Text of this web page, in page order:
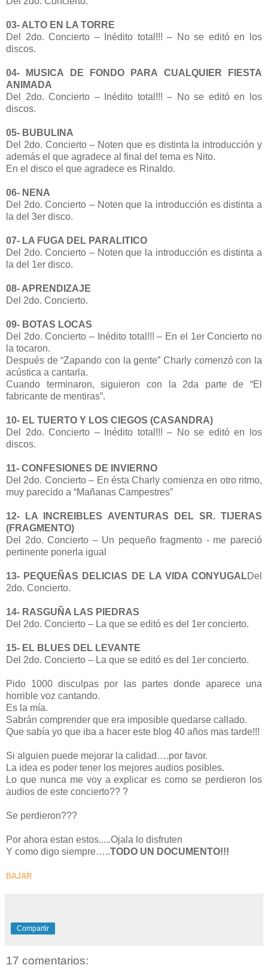
03- ALTO EN LA TORRE
Del 2do. Concierto – Inédito total!!! – No se editó en los
discos.
04- MUSICA DE FONDO PARA CUALQUIER FIESTA
ANIMADA
Del 2do. Concierto – Inédito total!!! – No se editó en los
discos.
05- BUBULINA
Del 2do. Concierto – Noten que es distinta la introducción y
además el que agradece al final del tema es Nito.
En el disco el que agradece es Rinaldo.
06- NENA
Del 2do. Concierto – Noten que la introducción es distinta a
la del 3er disco.
07- LA FUGA DEL PARALITICO
Del 2do. Concierto – Noten que la introducción es distinta a
la del 1er disco.
08- APRENDIZAJE
Del 2do. Concierto.
09- BOTAS LOCAS
Del 2do. Concierto – Inédito total!!! – En el 1er Concierto no
la tocaron.
Después de “Zapando con la gente” Charly comenzó con la
acústica a cantarla.
Cuando terminaron, siguieron con la 2da parte de “El
fabricante de mentiras”.
10- EL TUERTO Y LOS CIEGOS (CASANDRA)
Del 2do. Concierto – Inédito total!!! – No se editó en los
discos.
11- CONFESIONES DE INVIERNO
Del 2do. Concierto – En ésta Charly comienza en otro ritmo,
muy parecido a “Mañanas Campestres”
12- LA INCREIBLES AVENTURAS DEL SR. TIJERAS
(FRAGMENTO)
Del 2do. Concierto – Un pequeño fragmento - me pareció
pertinente ponerla igual
13- PEQUEÑAS DELICIAS DE LA VIDA CONYUGALDel
2do. Concierto.
14- RASGUÑA LAS PIEDRAS
Del 2do. Concierto – La que se editó es del 1er concierto.
15- EL BLUES DEL LEVANTE
Del 2do. Concierto – La que se editó es del 1er concierto.
Pido 1000 disculpas por las partes donde aparece una
horrible voz cantando.
Es la mía.
Sabrán comprender que era imposible quedarse callado.
Que sabía yo que iba a hacer este blog 40 años mas tarde!!!
Si alguien puede mejorar la calidad….por favor.
La idea es poder tener los mejores audios posibles.
Lo que nunca me voy a explicar es como se perdieron los
audios de este concierto?? ?
Se perdieron???
Por ahora estan estos.....Ojala lo disfruten
Y como digo siempre…..TODO UN DOCUMENTO!!!
BAJAR
Compartir
17 comentarios: